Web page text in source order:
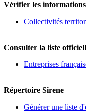
Vérifier les
Collectivités
Consulter la liste
Entreprises
Répertoire Sirene
Générer une liste